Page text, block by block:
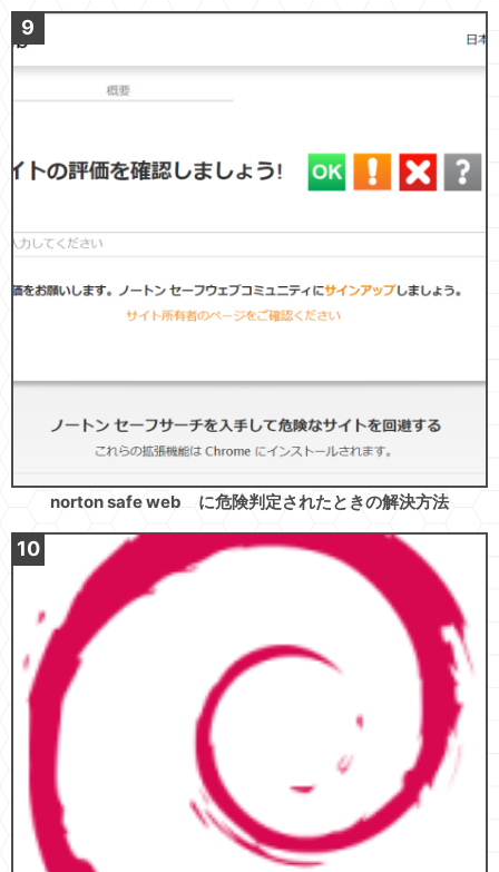
norton safe web に危険判定されたときの解決方法